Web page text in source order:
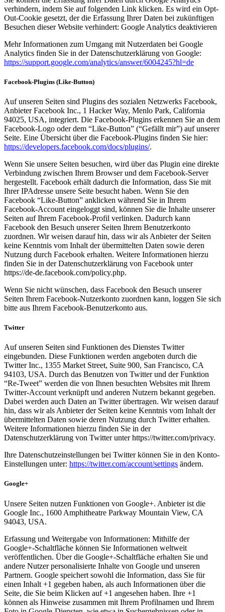
verhindern, indem Sie auf folgenden Link klicken. Es wird ein Opt-
Out-Cookie gesetzt, der die Erfassung Ihrer Daten bei zukünftigen
Besuchen dieser Website verhindert: Google Analytics deaktivieren
Mehr Informationen zum Umgang mit Nutzerdaten bei Google
Analytics finden Sie in der Datenschutzerklärung von Google:
https://support.google.com/analytics/answer/6004245?hl=de
Facebook-Plugins (Like-Button)
Auf unseren Seiten sind Plugins des sozialen Netzwerks Facebook,
Anbieter Facebook Inc., 1 Hacker Way, Menlo Park, California
94025, USA, integriert. Die Facebook-Plugins erkennen Sie an dem
Facebook-Logo oder dem “Like-Button” (“Gefällt mir”) auf unserer
Seite. Eine Übersicht über die Facebook-Plugins finden Sie hier:
https://developers.facebook.com/docs/plugins/.
Wenn Sie unsere Seiten besuchen, wird über das Plugin eine direkte
Verbindung zwischen Ihrem Browser und dem Facebook-Server
hergestellt. Facebook erhält dadurch die Information, dass Sie mit
Ihrer IPAdresse unsere Seite besucht haben. Wenn Sie den
Facebook “Like-Button” anklicken während Sie in Ihrem
Facebook-Account eingeloggt sind, können Sie die Inhalte unserer
Seiten auf Ihrem Facebook-Profil verlinken. Dadurch kann
Facebook den Besuch unserer Seiten Ihrem Benutzerkonto
zuordnen. Wir weisen darauf hin, dass wir als Anbieter der Seiten
keine Kenntnis vom Inhalt der übermittelten Daten sowie deren
Nutzung durch Facebook erhalten. Weitere Informationen hierzu
finden Sie in der Datenschutzerklärung von Facebook unter
https://de-de.facebook.com/policy.php.
Wenn Sie nicht wünschen, dass Facebook den Besuch unserer
Seiten Ihrem Facebook-Nutzerkonto zuordnen kann, loggen Sie sich
bitte aus Ihrem Facebook-Benutzerkonto aus.
Twitter
Auf unseren Seiten sind Funktionen des Dienstes Twitter
eingebunden. Diese Funktionen werden angeboten durch die
Twitter Inc., 1355 Market Street, Suite 900, San Francisco, CA
94103, USA. Durch das Benutzen von Twitter und der Funktion
“Re-Tweet” werden die von Ihnen besuchten Websites mit Ihrem
Twitter-Account verknüpft und anderen Nutzern bekannt gegeben.
Dabei werden auch Daten an Twitter übertragen. Wir weisen darauf
hin, dass wir als Anbieter der Seiten keine Kenntnis vom Inhalt der
übermittelten Daten sowie deren Nutzung durch Twitter erhalten.
Weitere Informationen hierzu finden Sie in der
Datenschutzerklärung von Twitter unter https://twitter.com/privacy.
Ihre Datenschutzeinstellungen bei Twitter können Sie in den Konto-
Einstellungen unter: https://twitter.com/account/settings ändern.
Google+
Unsere Seiten nutzen Funktionen von Google+. Anbieter ist die
Google Inc., 1600 Amphitheatre Parkway Mountain View, CA
94043, USA.
Erfassung und Weitergabe von Informationen: Mithilfe der
Google+-Schaltfläche können Sie Informationen weltweit
veröffentlichen. Über die Google+-Schaltfläche erhalten Sie und
andere Nutzer personalisierte Inhalte von Google und unseren
Partnern. Google speichert sowohl die Information, dass Sie für
einen Inhalt +1 gegeben haben, als auch Informationen über die
Seite, die Sie beim Klicken auf +1 angesehen haben. Ihre +1
können als Hinweise zusammen mit Ihrem Profilnamen und Ihrem